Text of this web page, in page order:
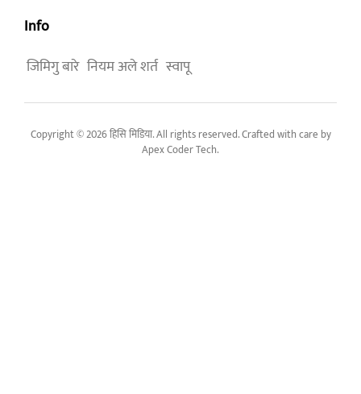
Info
जिमिगु बारे नियम अले शर्त स्वापू
Copyright © 2026 हिसि मिडिया. All rights reserved. Crafted with care by
Apex Coder Tech.